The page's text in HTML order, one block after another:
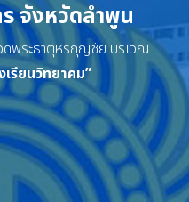
จังหวัดลำพูน
พระธาตุหริภุญชัย บริเวณ
เรียนวิทยาคม”